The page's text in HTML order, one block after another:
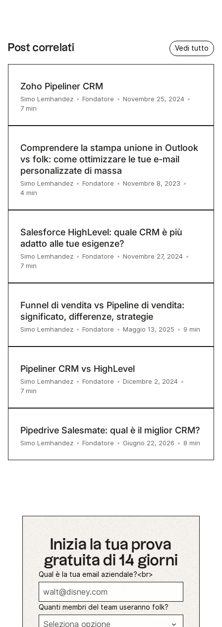
Post correlati Vedi tutto
Zoho Pipeliner CRM
Simo Lemhandez • Fondatore • Novembre 25, 2024 •
7 min
Comprendere la stampa unione in Outlook
vs folk: come ottimizzare le tue e-mail
personalizzate di massa
Simo Lemhandez • Fondatore • Novembre 8, 2023 •
4 min
Salesforce HighLevel: quale CRM è più
adatto alle tue esigenze?
Simo Lemhandez • Fondatore • Novembre 27, 2024 •
7 min
Funnel di vendita vs Pipeline di vendita:
significato, differenze, strategie
Simo Lemhandez • Fondatore • Maggio 13, 2025 • 9 min
Pipeliner CRM vs HighLevel
Simo Lemhandez • Fondatore • Dicembre 2, 2024 •
7 min
Pipedrive Salesmate: qual è il miglior CRM?
Simo Lemhandez • Fondatore • Giugno 22, 2026 • 8 min
Inizia la tua prova
gratuita di 14 giorni
Qual è la tua email aziendale?<br>
Quanti membri del team useranno folk?